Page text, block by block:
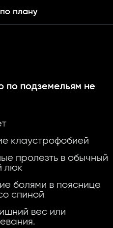
плану
подземельям не
клаустрофобией
пролезть в обычный
люк
болями в пояснице
спиной
вес или